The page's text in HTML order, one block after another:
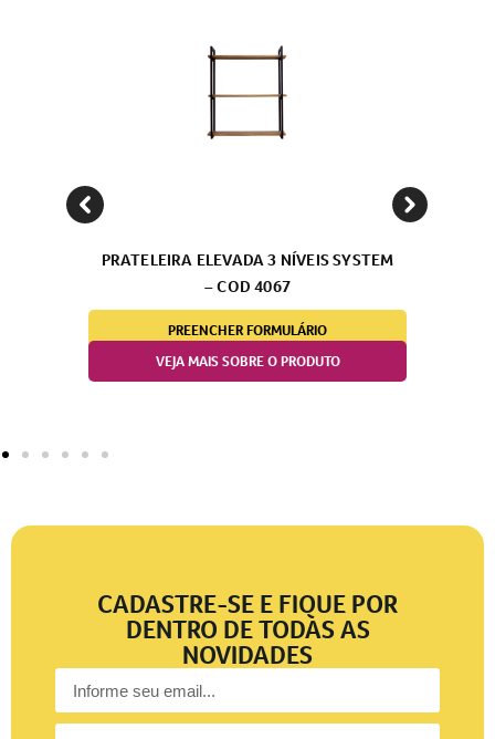
PRATELEIRA ELEVADA 3 NÍVEIS SYSTEM
– COD 4067
PREENCHER FORMULÁRIO
VEJA MAIS SOBRE O PRODUTO
CADASTRE-SE E FIQUE POR
DENTRO DE TODAS AS
NOVIDADES